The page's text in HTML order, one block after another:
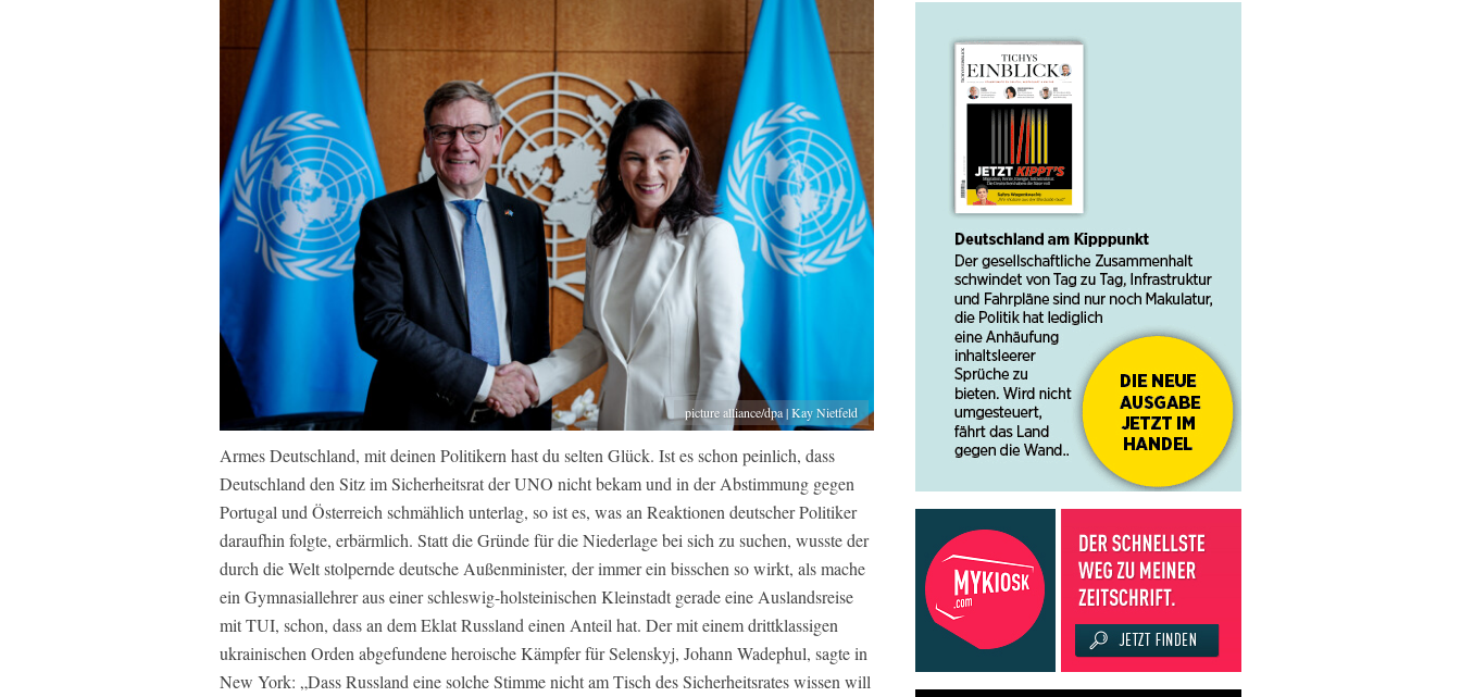
picture alliance/dpa | Kay Nietfeld
Armes Deutschland, mit deinen Politikern hast du selten Glück. Ist es schon peinlich, dass
Deutschland den Sitz im Sicherheitsrat der UNO nicht bekam und in der Abstimmung gegen
Portugal und Österreich schmählich unterlag, so ist es, was an Reaktionen deutscher Politiker
daraufhin folgte, erbärmlich. Statt die Gründe für die Niederlage bei sich zu suchen, wusste der
durch die Welt stolpernde deutsche Außenminister, der immer ein bisschen so wirkt, als mache
ein Gymnasiallehrer aus einer schleswig-holsteinischen Kleinstadt gerade eine Auslandsreise
mit TUI, schon, dass an dem Eklat Russland einen Anteil hat. Der mit einem drittklassigen
ukrainischen Orden abgefundene heroische Kämpfer für Selenskyj, Johann Wadephul, sagte in
New York: „Dass Russland eine solche Stimme nicht am Tisch des Sicherheitsrates wissen will